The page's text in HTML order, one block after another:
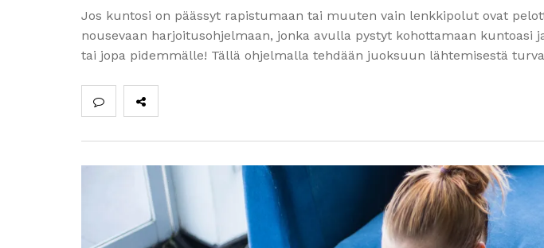
Jos kuntosi on päässyt rapistumaan tai muuten vain lenkkipolut ovat
nousevaan harjoitusohjelmaan, jonka avulla pystyt kohottamaan kuntoasi
tai jopa pidemmälle! Tällä ohjelmalla tehdään juoksuun lähtemisestä